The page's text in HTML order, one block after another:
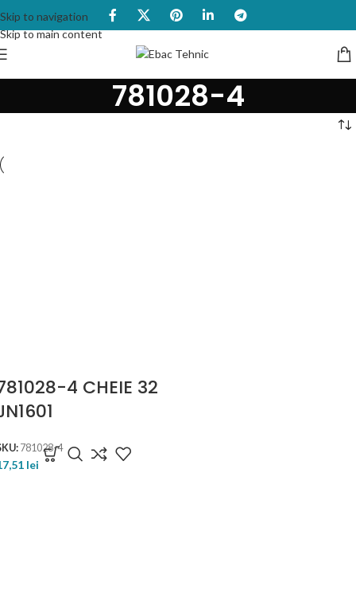
Skip to navigation
Skip to main content
781028-4
4 CHEIE 32
781028-4
lei